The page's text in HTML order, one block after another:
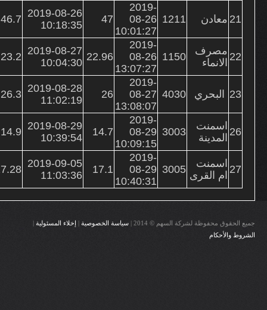
21 معادن 1211
2019-
08-26
10:01:27
47
2019-08-26
10:18:35
46.7
22 مصرف
الانماء
1150
2019-
08-26
13:07:27
22.96
2019-08-27
10:04:30
23.2
23 البحري 4030
2019-
08-27
13:08:07
26
2019-08-28
11:02:19
26.3
26 اسمنت
المدينة
3003
2019-
08-29
10:09:15
14.7
2019-08-29
10:39:54
14.9
27 اسمنت
ام القرى 3005
2019-
08-29
10:40:31
17.1
2019-09-05
11:03:36
جميع الحقوق محفوظة لشركة السهم © 2014 | سياسة الخصوصية | إخلاء المسئولية |
الشروط والأحكام